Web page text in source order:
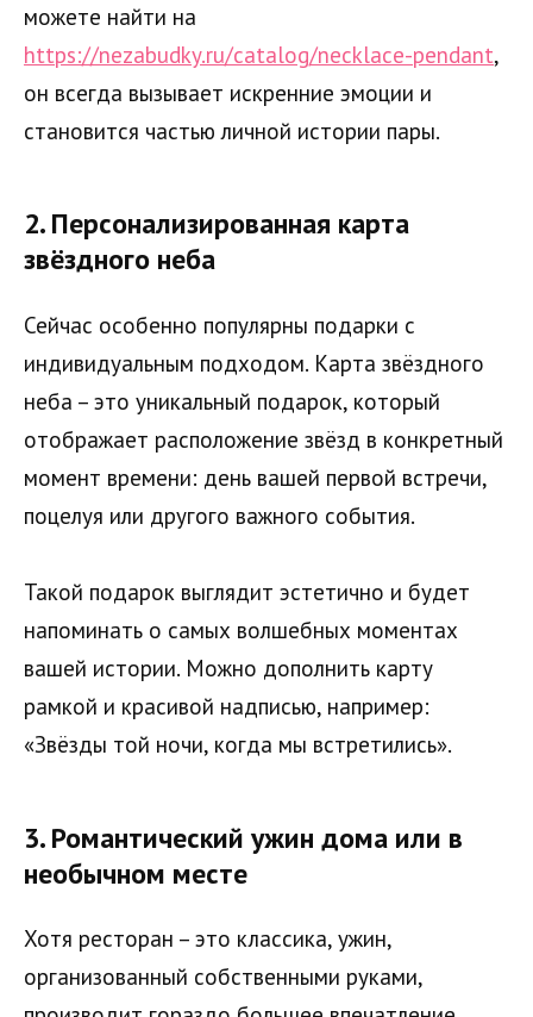
можете найти на
https://nezabudky.ru/catalog/necklace-pendant,
он всегда вызывает искренние эмоции и
становится частью личной истории пары.
2.Персонализированная карта
звёздного неба
Сейчас особенно популярны подарки с
индивидуальным подходом. Карта звёздного
неба – это уникальный подарок, который
отображает расположение звёзд в конкретный
момент времени: день вашей первой встречи,
поцелуя или другого важного события.
Такой подарок выглядит эстетично и будет
напоминать о самых волшебных моментах
вашей истории. Можно дополнить карту
рамкой и красивой надписью, например:
«Звёзды той ночи, когда мы встретились».
3.Романтический ужин дома или в
необычном месте
Хотя ресторан – это классика, ужин,
организованный собственными руками,